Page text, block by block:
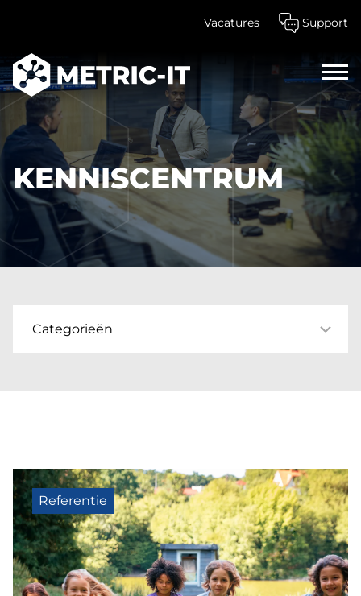
Vacatures Support
Home Kenniscentrum
KENNISCENTRUM
Categorieën
Referentie